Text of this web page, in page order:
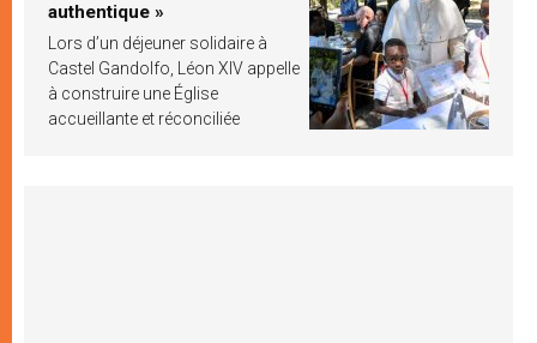
authentique »
Lors d’un déjeuner solidaire à
Castel Gandolfo, Léon XIV appelle
à construire une Église
accueillante et réconciliée